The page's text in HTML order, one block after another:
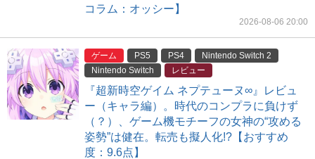
コラム：オッシー】
2026-08-06 20:00
ゲーム PS5 PS4
Nintendo Switch 2
Nintendo Switch
レビュー
『超新時空ゲイム ネプテューヌ∞』レビュ
ー（キャラ編）。時代のコンプラに負けず
（？）、ゲーム機モチーフの女神の“攻める
姿勢”は健在。転売も擬人化!?【おすすめ
度：9.6点】